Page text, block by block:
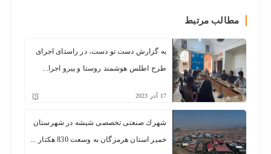
مطالب مرتبط
به گزارش دست تو دست، در راستای اجرای
طرح اطلس هوشمند روستا و پیرو اجرا...
17 آذر 2023
شهرك صنعتی تخصصی شيشه در شهرستان
خمير استان هرمزگان به وسعت 830 هكتار ...